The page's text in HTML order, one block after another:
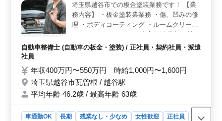
来を見据えて勤務できます。埼玉県越谷市での板金塗装業務です！ 【業
務内容】 ・板金塗装業業務 ・傷、凹みの修
理 ・ボディコーティング ・ルームクリーニ
保険完備 ＊経験者優遇 ＊車通勤OK 若いス
募お待ちしております。
自動車整備士 (自動車の板金・塗装) / 正社員・契約社員・派遣
社員
年収400万円〜550万円 時給1,000円〜1,600円
埼玉県越谷市瓦曽根 / 越谷駅
平均年齢 46.2歳 / 最高年齢 63歳
車通勤OK 長期 残業なし・少なめ 女性歓迎
正社員